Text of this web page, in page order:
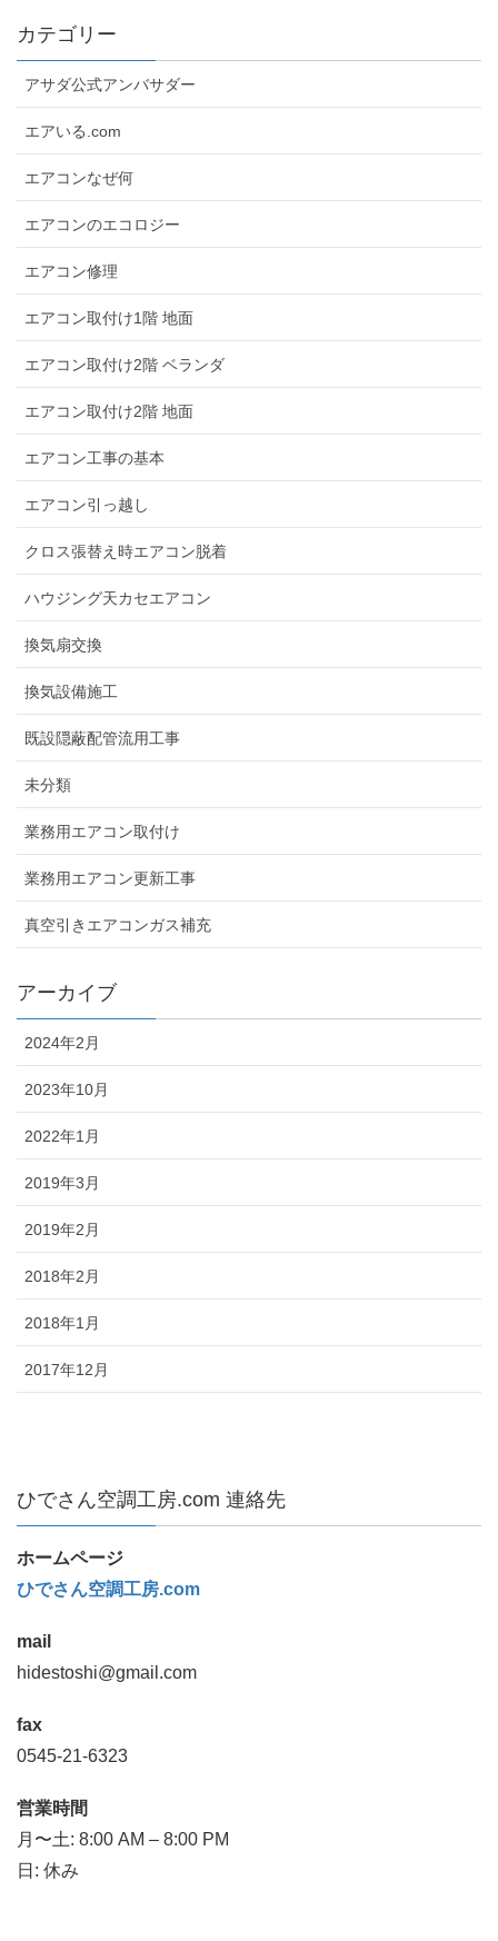
カテゴリー
アサダ公式アンバサダー
エアいる.com
エアコンなぜ何
エアコンのエコロジー
エアコン修理
エアコン取付け1階 地面
エアコン取付け2階 ベランダ
エアコン取付け2階 地面
エアコン工事の基本
エアコン引っ越し
クロス張替え時エアコン脱着
ハウジング天カセエアコン
換気扇交換
換気設備施工
既設隠蔽配管流用工事
未分類
業務用エアコン取付け
業務用エアコン更新工事
真空引きエアコンガス補充
アーカイブ
2024年2月
2023年10月
2022年1月
2019年3月
2019年2月
2018年2月
2018年1月
2017年12月
ひでさん空調工房.com 連絡先
ホームページ
ひでさん空調工房.com
mail
hidestoshi@gmail.com
fax
0545-21-6323
営業時間
月〜土: 8:00 AM – 8:00 PM
日: 休み